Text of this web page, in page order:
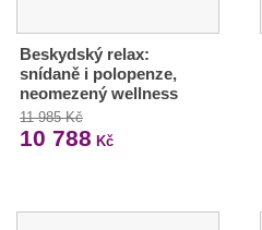
Beskydský relax:
snídaně i polopenze,
neomezený wellness
11 985 Kč
10 788 Kč